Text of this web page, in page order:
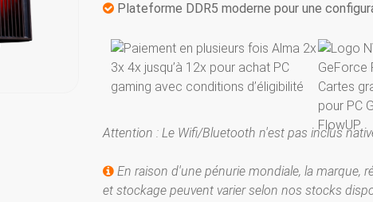
​Plateforme DDR5 moderne pour une
Attention : Le Wifi/Bluetooth n'est pas inclus
En raison d'une pénurie mondiale, la marque,
et stockage peuvent varier selon nos stocks